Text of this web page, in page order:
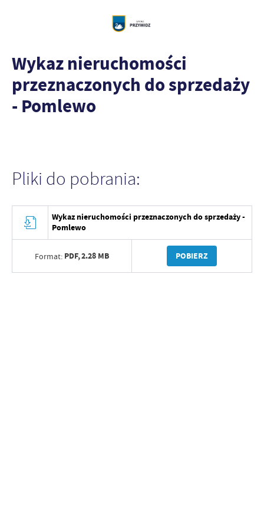
Wykaz nieruchomości
przeznaczonych do sprzedaży
- Pomlewo
Pliki do pobrania:
Wykaz nieruchomości przeznaczonych do sprzedaży -
Pomlewo
Format: PDF,2.28 MB POBIERZ